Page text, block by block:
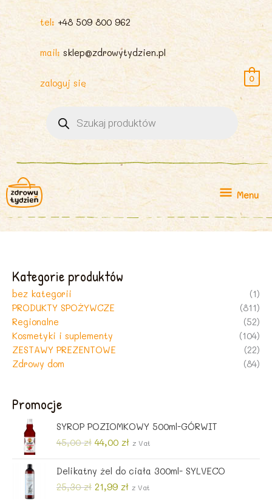
tel: +48 509 800 962
mail: sklep@zdrowytydzien.pl
zaloguj się
produktów
0
Menu
Menu
Kategorie produktów
bez kategorii
(1)
PRODUKTY SPOŻYWCZE
(811)
Regionalne
(52)
Kosmetyki i suplementy
(104)
ZESTAWY PREZENTOWE
(22)
Zdrowy dom
(84)
Promocje
SYROP POZIOMKOWY 500ml-GÓRWIT
45,00zł P
e
r
w
44,00 złA
t
a
z Vat
Delikatny żel do ciała 300ml- SYLVECO
25,30zł P
21,99 złAz Vat